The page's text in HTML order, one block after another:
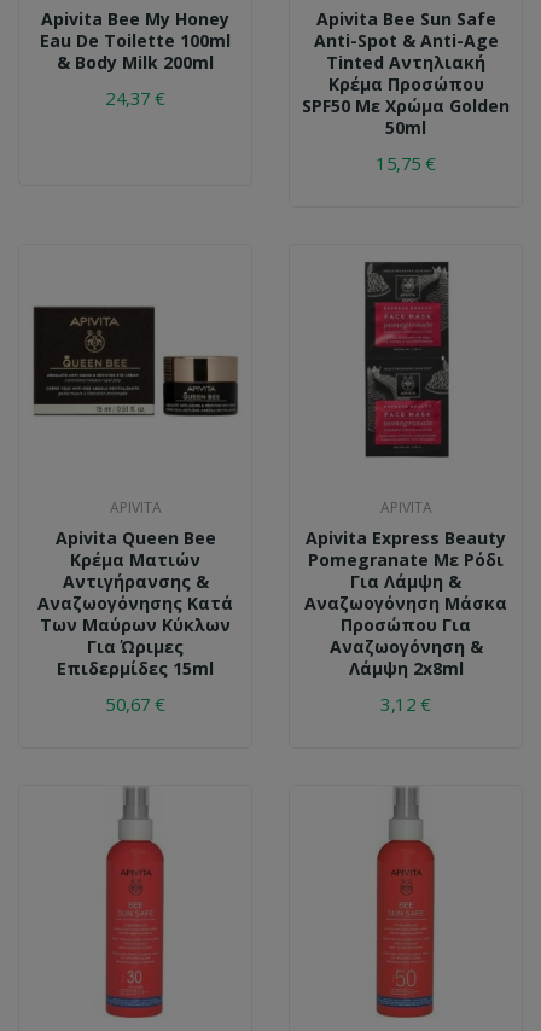
Apivita Bee My Honey
Eau De Toilette 100ml
& Body Milk 200ml
24,37 €
Apivita Bee Sun Safe
Anti-Spot & Anti-Age
Tinted Αντηλιακή
Κρέμα Προσώπου
SPF50 Με Χρώμα Golden
50ml
15,75 €
APIVITA
Apivita Queen Bee
Κρέμα Ματιών
Αντιγήρανσης &
Αναζωογόνησης Κατά
Των Μαύρων Κύκλων
Για Ώριμες
Επιδερμίδες 15ml
50,67 €
APIVITA
Apivita Express Beauty
Pomegranate Με Ρόδι
Για Λάμψη &
Αναζωογόνηση Μάσκα
Προσώπου Για
Αναζωογόνηση &
Λάμψη 2x8ml
3,12 €